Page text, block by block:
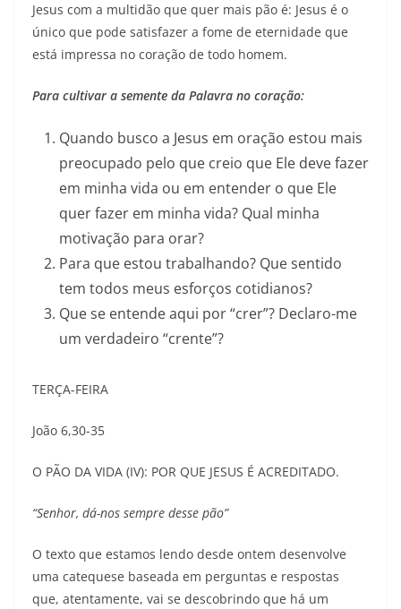
Jesus com a multidão que quer mais pão é: Jesus é o
único que pode satisfazer a fome de eternidade que
está impressa no coração de todo homem.
Para cultivar a semente da Palavra no coração:
Quando busco a Jesus em oração estou mais
preocupado pelo que creio que Ele deve fazer
em minha vida ou em entender o que Ele
quer fazer em minha vida? Qual minha
motivação para orar?
Para que estou trabalhando? Que sentido
tem todos meus esforços cotidianos?
Que se entende aqui por “crer”? Declaro-me
um verdadeiro “crente”?
TERÇA-FEIRA
João 6,30-35
O PÃO DA VIDA (IV): POR QUE JESUS É ACREDITADO.
“Senhor, dá-nos sempre desse pão”
O texto que estamos lendo desde ontem desenvolve
uma catequese baseada em perguntas e respostas
que, atentamente, vai se descobrindo que há um